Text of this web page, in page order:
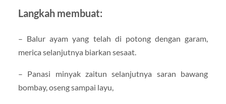
Langkah membuat:
– Balur ayam yang telah di potong dengan garam,
merica selanjutnya biarkan sesaat.
– Panasi minyak zaitun selanjutnya saran bawang
bombay, oseng sampai layu,